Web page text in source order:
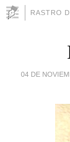
RASTRO
04 DE